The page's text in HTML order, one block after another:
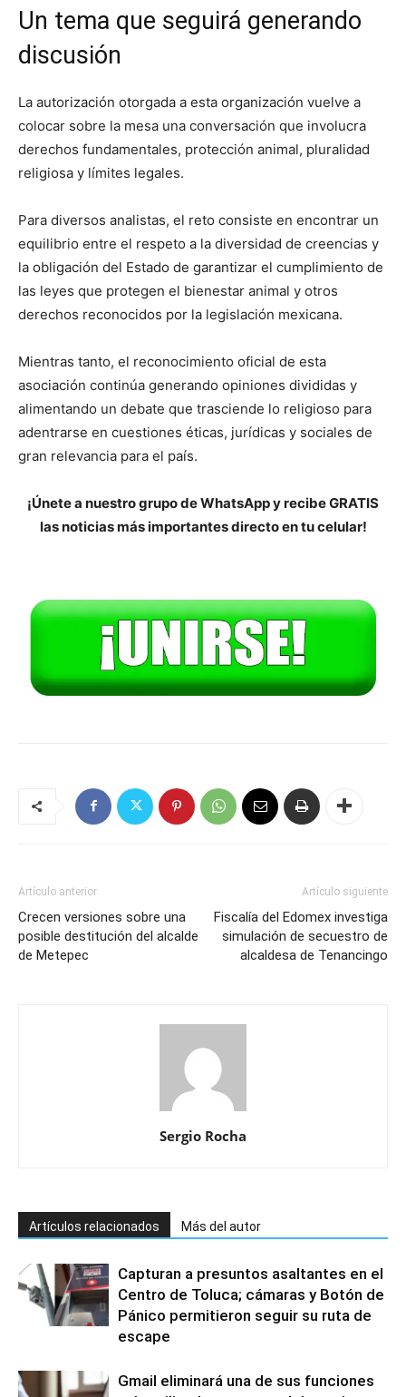
Un tema que seguirá generando
discusión
La autorización otorgada a esta organización vuelve a
colocar sobre la mesa una conversación que involucra
derechos fundamentales, protección animal, pluralidad
religiosa y límites legales.
Para diversos analistas, el reto consiste en encontrar un
equilibrio entre el respeto a la diversidad de creencias y
la obligación del Estado de garantizar el cumplimiento de
las leyes que protegen el bienestar animal y otros
derechos reconocidos por la legislación mexicana.
Mientras tanto, el reconocimiento oficial de esta
asociación continúa generando opiniones divididas y
alimentando un debate que trasciende lo religioso para
adentrarse en cuestiones éticas, jurídicas y sociales de
gran relevancia para el país.
¡Únete a nuestro grupo de WhatsApp y recibe GRATIS
las noticias más importantes directo en tu celular!
Artículo anterior
Crecen versiones sobre una
posible destitución del alcalde
de Metepec
Artículo siguiente
Fiscalía del Edomex investiga
simulación de secuestro de
alcaldesa de Tenancingo
Sergio Rocha
Artículos relacionados Más del autor
Capturan a presuntos asaltantes en el
Centro de Toluca; cámaras y Botón de
Pánico permitieron seguir su ruta de
escape
Gmail eliminará una de sus funciones